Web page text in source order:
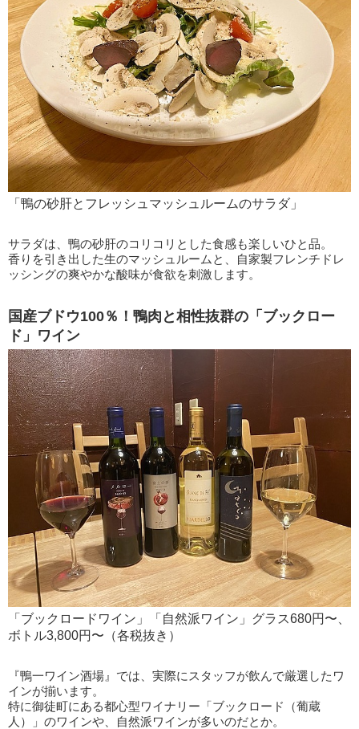
「鴨の砂肝とフレッシュマッシュルームのサラダ」
サラダは、鴨の砂肝のコリコリとした食感も楽しいひと品。
香りを引き出した生のマッシュルームと、自家製フレンチドレ
ッシングの爽やかな酸味が食欲を刺激します。
国産ブドウ100％！鴨肉と相性抜群の「ブックロー
ド」ワイン
「ブックロードワイン」「自然派ワイン」グラス680円〜、
ボトル3,800円〜（各税抜き）
『鴨一ワイン酒場』では、実際にスタッフが飲んで厳選したワ
インが揃います。
特に御徒町にある都心型ワイナリー「ブックロード（葡蔵
人）」のワインや、自然派ワインが多いのだとか。